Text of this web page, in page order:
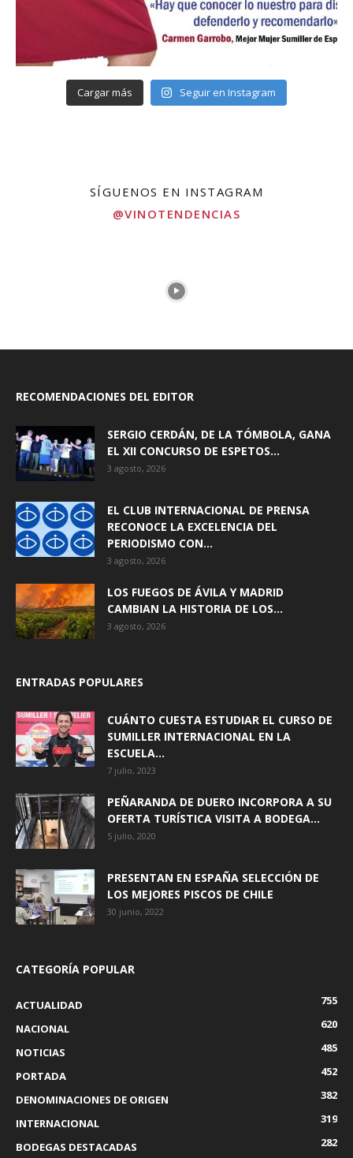
Cargar más Seguir en Instagram
SÍGUENOS EN INSTAGRAM
@VINOTENDENCIAS
RECOMENDACIONES DEL EDITOR
SERGIO CERDÁN, DE LA TÓMBOLA, GANA
EL XII CONCURSO DE ESPETOS...
3 agosto, 2026
EL CLUB INTERNACIONAL DE PRENSA
RECONOCE LA EXCELENCIA DEL
PERIODISMO CON...
3 agosto, 2026
LOS FUEGOS DE ÁVILA Y MADRID
CAMBIAN LA HISTORIA DE LOS...
3 agosto, 2026
ENTRADAS POPULARES
CUÁNTO CUESTA ESTUDIAR EL CURSO DE
SUMILLER INTERNACIONAL EN LA
ESCUELA...
7 julio, 2023
PEÑARANDA DE DUERO INCORPORA A SU
OFERTA TURÍSTICA VISITA A BODEGA...
5 julio, 2020
PRESENTAN EN ESPAÑA SELECCIÓN DE
LOS MEJORES PISCOS DE CHILE
30 junio, 2022
CATEGORÍA POPULAR
ACTUALIDAD
755
NACIONAL
620
NOTICIAS
485
PORTADA
452
DENOMINACIONES DE ORIGEN
382
INTERNACIONAL
319
BODEGAS DESTACADAS
282